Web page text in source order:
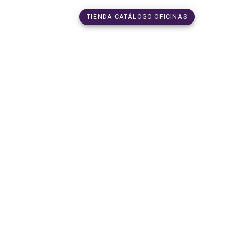
TIENDA CATÁLOGO OFICINAS